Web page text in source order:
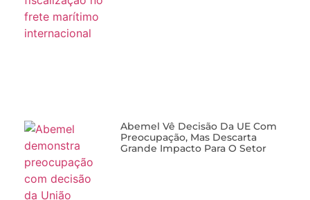
Abemel Vê Decisão Da UE Com
Preocupação, Mas Descarta
Grande Impacto Para O Setor